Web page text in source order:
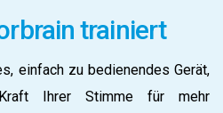
trainiert
einfach zu bedienendes Gerät,
Ihrer Stimme für mehr